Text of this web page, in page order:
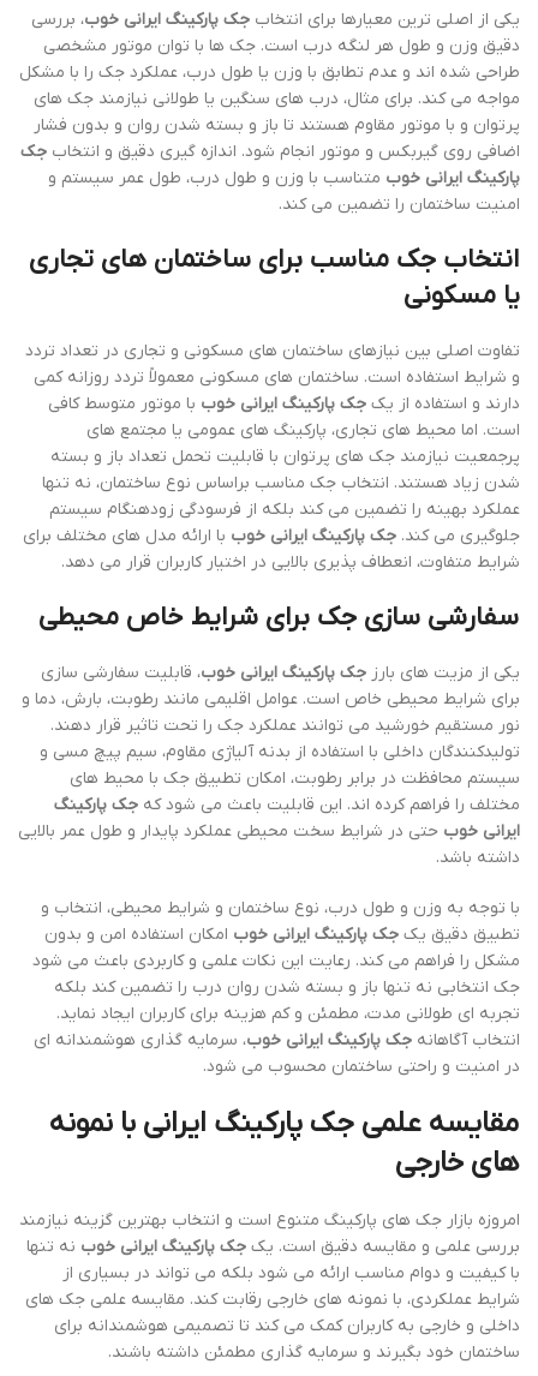
یکی از اصلی ترین معیارها برای انتخاب جک پارکینگ ایرانی خوب، بررسی
دقیق وزن و طول هر لنگه درب است. جک ها با توان موتور مشخصی
طراحی شده اند و عدم تطابق با وزن یا طول درب، عملکرد جک را با مشکل
مواجه می کند. برای مثال، درب های سنگین یا طولانی نیازمند جک های
پرتوان و با موتور مقاوم هستند تا باز و بسته شدن روان و بدون فشار
اضافی روی گیربکس و موتور انجام شود. اندازه گیری دقیق و انتخاب جک
پارکینگ ایرانی خوب متناسب با وزن و طول درب، طول عمر سیستم و
امنیت ساختمان را تضمین می کند.
انتخاب جک مناسب برای ساختمان های تجاری
یا مسکونی
تفاوت اصلی بین نیازهای ساختمان های مسکونی و تجاری در تعداد تردد
و شرایط استفاده است. ساختمان های مسکونی معمولاً تردد روزانه کمی
دارند و استفاده از یک جک پارکینگ ایرانی خوب با موتور متوسط کافی
است. اما محیط های تجاری، پارکینگ های عمومی یا مجتمع های
پرجمعیت نیازمند جک های پرتوان با قابلیت تحمل تعداد باز و بسته
شدن زیاد هستند. انتخاب جک مناسب براساس نوع ساختمان، نه تنها
عملکرد بهینه را تضمین می کند بلکه از فرسودگی زودهنگام سیستم
جلوگیری می کند. جک پارکینگ ایرانی خوب با ارائه مدل های مختلف برای
شرایط متفاوت، انعطاف پذیری بالایی در اختیار کاربران قرار می دهد.
سفارشی سازی جک برای شرایط خاص محیطی
یکی از مزیت های بارز جک پارکینگ ایرانی خوب، قابلیت سفارشی سازی
برای شرایط محیطی خاص است. عوامل اقلیمی مانند رطوبت، بارش، دما و
نور مستقیم خورشید می توانند عملکرد جک را تحت تاثیر قرار دهند.
تولیدکنندگان داخلی با استفاده از بدنه آلیاژی مقاوم، سیم پیچ مسی و
سیستم محافظت در برابر رطوبت، امکان تطبیق جک با محیط های
مختلف را فراهم کرده اند. این قابلیت باعث می شود که جک پارکینگ
ایرانی خوب حتی در شرایط سخت محیطی عملکرد پایدار و طول عمر بالایی
داشته باشد.
با توجه به وزن و طول درب، نوع ساختمان و شرایط محیطی، انتخاب و
تطبیق دقیق یک جک پارکینگ ایرانی خوب امکان استفاده امن و بدون
مشکل را فراهم می کند. رعایت این نکات علمی و کاربردی باعث می شود
جک انتخابی نه تنها باز و بسته شدن روان درب را تضمین کند بلکه
تجربه ای طولانی مدت، مطمئن و کم هزینه برای کاربران ایجاد نماید.
انتخاب آگاهانه جک پارکینگ ایرانی خوب، سرمایه گذاری هوشمندانه ای
در امنیت و راحتی ساختمان محسوب می شود.
مقایسه علمی جک پارکینگ ایرانی با نمونه
های خارجی
امروزه بازار جک های پارکینگ متنوع است و انتخاب بهترین گزینه نیازمند
بررسی علمی و مقایسه دقیق است. یک جک پارکینگ ایرانی خوب نه تنها
با کیفیت و دوام مناسب ارائه می شود بلکه می تواند در بسیاری از
شرایط عملکردی، با نمونه های خارجی رقابت کند. مقایسه علمی جک های
داخلی و خارجی به کاربران کمک می کند تا تصمیمی هوشمندانه برای
ساختمان خود بگیرند و سرمایه گذاری مطمئن داشته باشند.